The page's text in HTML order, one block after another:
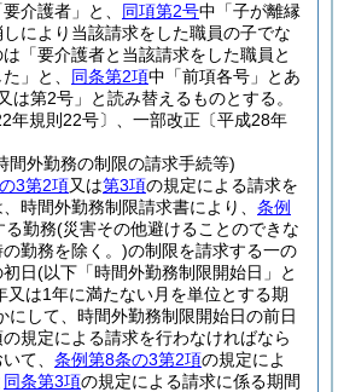
介護者」と、 同項第2号中「子が離縁
により当該請求をした職員の子でな
「要介護者と当該請求をした職員と
」と、 同条第2項中「前項各号」とあ
は第2号」と読み替えるものとする。
年規則22号〕、一部改正〔平成28年
間外勤務の制限の請求手続等)
3第2項又は第3項の規定による請求を
時間外勤務制限請求書により、 条例
る勤務(災害その他避けることのできな
勤務を除く。)の制限を請求する一の
日(以下「時間外勤務制限開始日」と
又は1年に満たない月を単位とする期
にして、時間外勤務制限開始日の前日
規定による請求を行わなければなら
て、 条例第8条の3第2項の規定によ
同条第3項の規定による請求に係る期間